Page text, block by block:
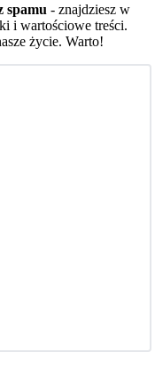
spamu - znajdziesz w
i wartościowe treści.
życie. Warto!